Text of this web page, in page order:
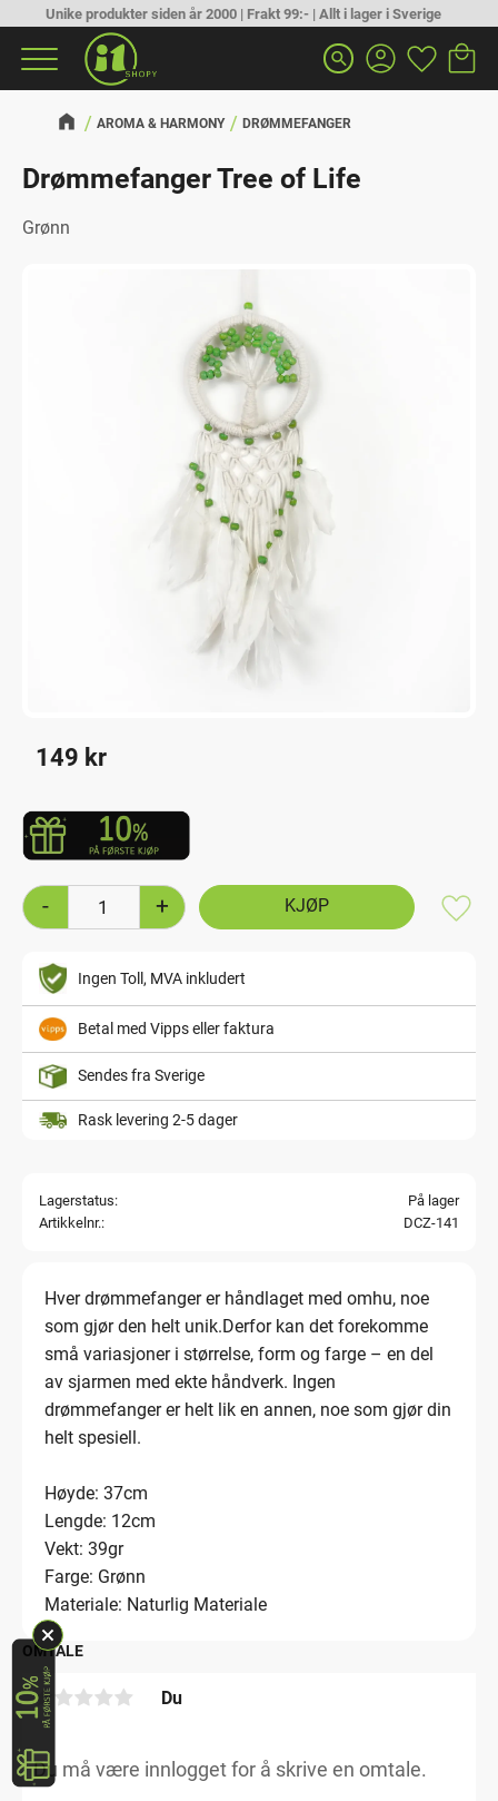
Meny
Unike produkter siden år 2000 | Frakt 99:- | Allt i lager i Sverige
search
AROMA & HARMONY DRØMMEFANGER
Drømmefanger Tree of Life
Grønn
149 kr
+
-
Ingen Toll, MVA inkludert
Betal med Vipps eller faktura
Sendes fra Sverige
Rask levering 2-5 dager
Lagerstatus
På lager
Artikkelnr.
DCZ-141
Hver drømmefanger er håndlaget med omhu, noe
som gjør den helt unik.Derfor kan det forekomme
små variasjoner i størrelse, form og farge – en del
av sjarmen med ekte håndverk. Ingen
drømmefanger er helt lik en annen, noe som gjør din
helt spesiell.
Høyde: 37cm
Lengde: 12cm
Vekt: 39gr
Farge: Grønn
Materiale: Naturlig Materiale
OMTALE
Du